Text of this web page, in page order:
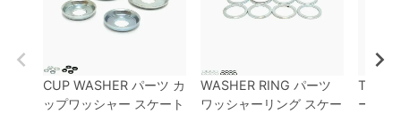
CUP WASHER パーツ カ
ップワッシャー スケート
WASHER RING パーツ
ワッシャーリング スケー
ー